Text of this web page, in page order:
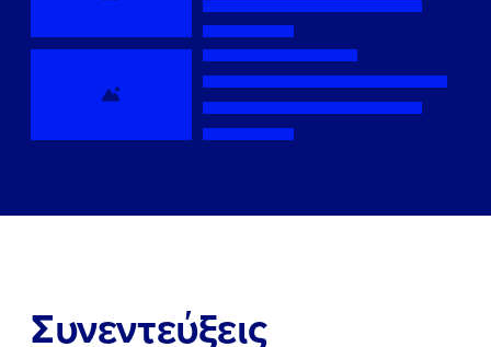
Συνεντεύξεις